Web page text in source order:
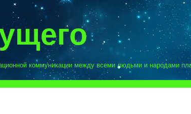
коммуникации между всеми людьми и народами